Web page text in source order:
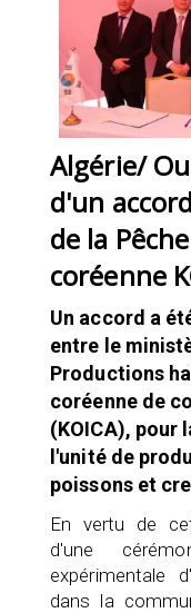
Algérie/
d'un
de la
coréenne
Un accord a
entre le
Productions
coréenne de
(KOICA), pour
l'unité de
poissons et
En vertu de
d'une
expérimentale
dans la